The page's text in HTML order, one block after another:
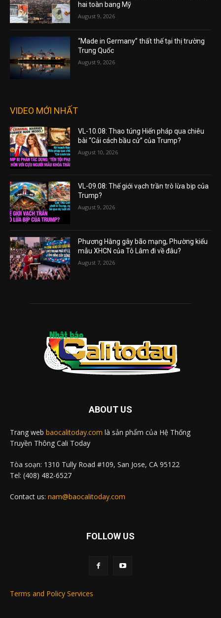
hai toàn bang Mỹ
August 9, 2026
“Made in Germany” thất thế tại thị trường
Trung Quốc
August 9, 2026
VIDEO MỚI NHẤT
VL-10.08: Thao túng Hiến pháp qua chiêu
bài “Cải cách bầu cử” của Trump?
August 10, 2026
VL-09.08: Thế giới vạch trần trò lừa bịp của
Trump?
August 9, 2026
Phương Hằng gây bão mạng, Phường kiểu
mẫu XHCN của Tô Lâm đi về đâu?
August 7, 2026
ABOUT US
Trang web baocalitoday.com là sản phẩm của Hệ Thống
Truyền Thông Cali Today
Tòa soạn: 1310 Tully Road #109, San Jose, CA 95122
Tel: (408) 482-6527
Contact us: nam@baocalitoday.com
FOLLOW US
Terms and Policy Services